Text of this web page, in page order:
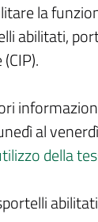
la
abilitati,
al
della